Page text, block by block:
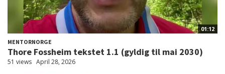
01:12
MENTORNORGE
Thore Fossheim tekstet 1.1 (gyldig til mai 2030)
51 views April 28, 2026